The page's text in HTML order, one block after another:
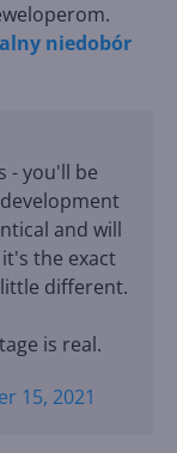
niedobór
- you'll be
and will
the exact
different.
is real.
15, 2021